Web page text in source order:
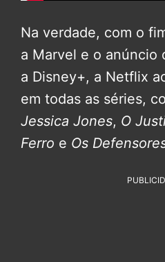
Na verdade, com o
a Marvel e o anúncio
a Disney+, a Netflix
em todas as séries,
Jessica Jones, O
Ferro e Os